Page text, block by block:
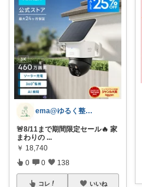
ema@ゆるく整う暮らし
🚨8/11まで期間限定セール🔥 家
まわりの ...
￥ 18,740
0 0 138
コレ いいね